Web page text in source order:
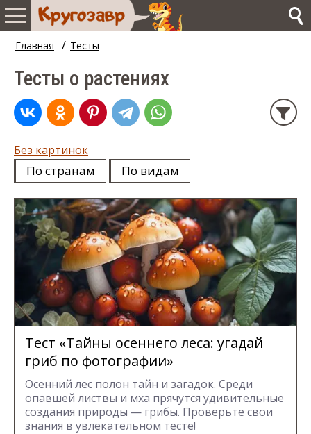
Главная / Тесты
Тесты о растениях
Без картинок
По странам По видам
Тест «Тайны осеннего леса: угадай
гриб по фотографии»
Осенний лес полон тайн и загадок. Среди
опавшей листвы и мха прячутся удивительные
создания природы — грибы. Проверьте свои
знания в увлекательном тесте!